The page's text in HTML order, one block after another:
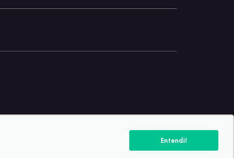
Política de privacidade.
Entendi!